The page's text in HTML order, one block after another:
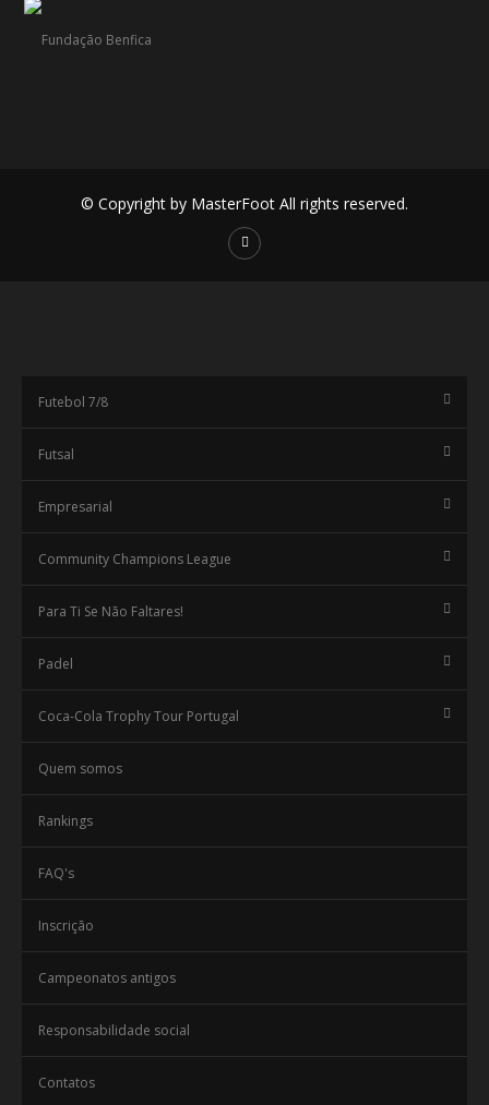
© Copyright by MasterFoot All rights reserved.
Futebol 7/8
Futsal
Empresarial
Community Champions League
Para Ti Se Não Faltares!
Padel
Coca-Cola Trophy Tour Portugal
Quem somos
Rankings
FAQ's
Inscrição
Campeonatos antigos
Responsabilidade social
Contatos